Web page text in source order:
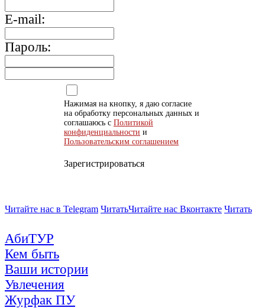
E-mail:
Пароль:
Нажимая на кнопку, я даю согласие
на обработку персональных данных и
соглашаюсь с Политикой
конфиденциальности и
Пользовательским соглашением
Зарегистрироваться
Читайте нас в Telegram ЧитатьЧитайте нас Вконтакте Читать
АбиТУР
Кем быть
Ваши истории
Увлечения
Журфак ПУ